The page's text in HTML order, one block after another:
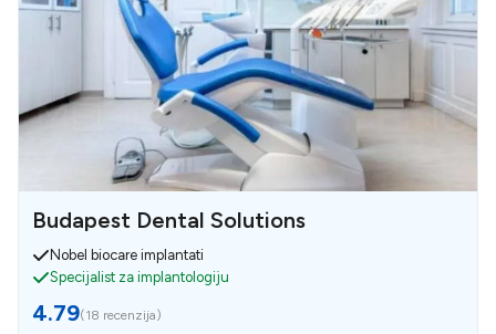
Budapest Dental Solutions
Nobel biocare implantati
Specijalist za implantologiju
4.79(18 recenzija)